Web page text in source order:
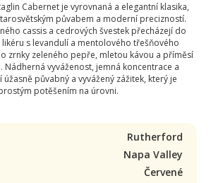
Cabernet je vyrovnaná a elegantní klasika,
půvabem a moderní precizností.
cassis a cedrových švestek přecházejí do
s levandulí a mentolového třešňového
zrnky zeleného pepře, mletou kávou a příměsí
Nádherná vyváženost, jemná koncentrace a
půvabný a vyvážený zážitek, který je
potěšením na úrovni.
Rutherford
Napa Valley
Červené